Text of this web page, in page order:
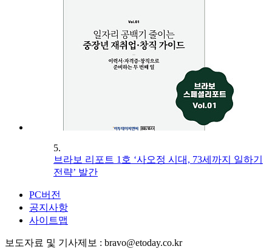
5.
브라보 리포트 1호 ‘사오정 시대, 73세까지 일하기
전략’ 발간
PC버전
공지사항
사이트맵
보도자료 및 기사제보 : bravo@etoday.co.kr